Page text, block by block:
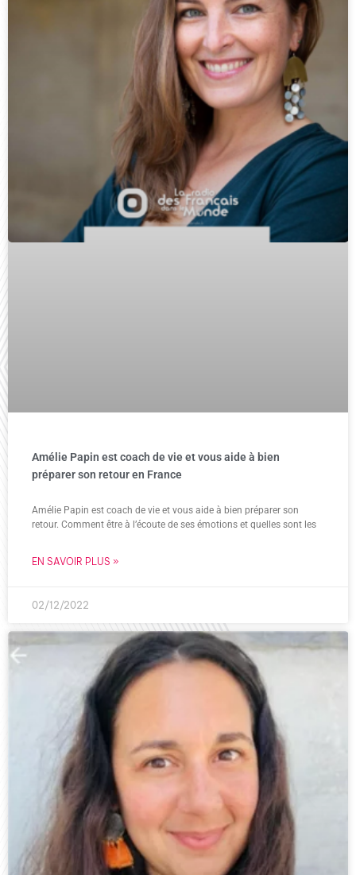
Amélie Papin est coach de vie et vous aide à bien
préparer son retour en France
Amélie Papin est coach de vie et vous aide à bien préparer son
retour. Comment être à l’écoute de ses émotions et quelles sont les
EN SAVOIR PLUS »
02/12/2022